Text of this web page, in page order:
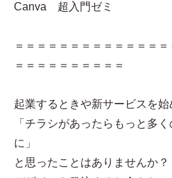
Canva 超入門ゼミ
＝＝＝＝＝＝＝＝＝＝＝＝＝
＝＝＝＝＝＝＝＝＝＝
起業するときや新サービスを始
「チラシがあったらもっと多
に」
と思ったことはありませんか？